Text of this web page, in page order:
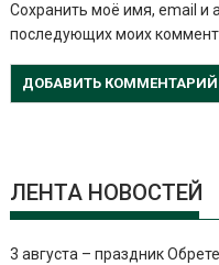
Сохранить моё имя, email и
последующих моих
ЛЕНТА НОВОСТЕЙ
3 августа – праздник